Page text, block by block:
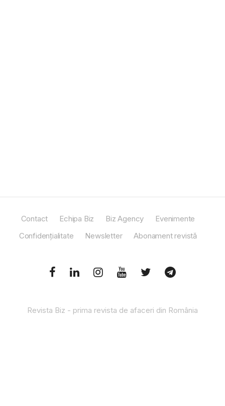
Contact Echipa Biz Biz Agency
Evenimente
Confidențialitate
Newsletter Abonament revistă
Revista Biz - prima revista de afaceri din România